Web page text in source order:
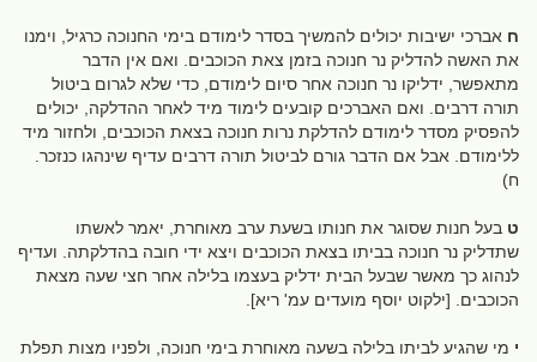
ח אברכי ישיבות יכולים להמשיך בסדר לימודם בימי החנוכה כרגיל, וימנו
את האשה להדליק נר חנוכה בזמן צאת הכוכבים. ואם אין הדבר
מתאפשר, ידליקו נר חנוכה אחר סיום לימודם, כדי שלא לגרום ביטול
תורה דרבים. ואם האברכים קובעים לימוד מיד לאחר ההדלקה, יכולים
להפסיק מסדר לימודם להדלקת נרות חנוכה בצאת הכוכבים, ולחזור מיד
ללימודם. אבל אם הדבר גורם לביטול תורה דרבים עדיף שינהגו כנזכר.
ח)
ט בעל חנות שסוגר את חנותו בשעת ערב מאוחרת, יאמר לאשתו
שתדליק נר חנוכה בביתו בצאת הכוכבים ויצא ידי חובה בהדלקתה. ועדיף
לנהוג כך מאשר שבעל הבית ידליק בעצמו בלילה אחר חצי שעה מצאת
הכוכבים. [ילקוט יוסף מועדים עמ' ריא].
י מי שהגיע לביתו בלילה בשעה מאוחרת בימי חנוכה, ולפניו מצות תפלת